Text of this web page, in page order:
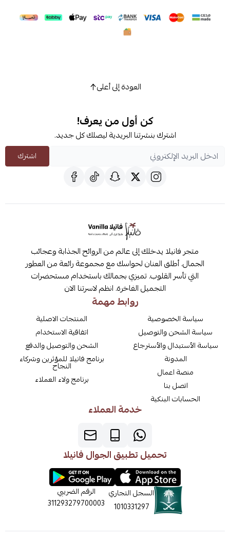
العودة إلى أعلى
كن أول من يعرف!
اشترك بنشرتنا البريدية ليصلك كل جديد.
اشترك
متجر فانيلا يدخلك إلى عالم من الروائح الجذابة وعجائب
الجمال. أطلق العنان لحواسك مع مجموعة رائعة من العطور
التي تأسر القلوب. تميزي بجمالك باستخدام مستحضرات
التجميل الفاخرة. انظم لاسرتنا الان
روابط مهمة
سياسة الخصوصية
سياسة الشحن والتوصيل
سياسة الأستبدال والأسترجاع
المدونة
منصة اعمال
اتصل بنا
الحسابات البنكية
المنتجات الاصلية
اتفاقية الاستخدام
الشحن والتوصيل والدفع
برنامج فانيلا للمؤثرين وشركاء
النجاح
برنامج ولاء العملاء
خدمة العملاء
تحميل تطبيق الجوال فانيلا
السجل التجاري
1010331297
الرقم الضريبي
311293279700003